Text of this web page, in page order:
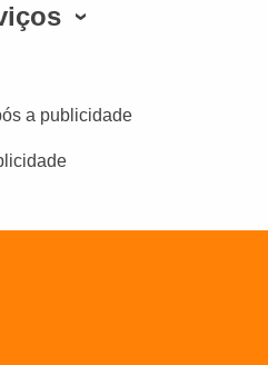
a publicidade